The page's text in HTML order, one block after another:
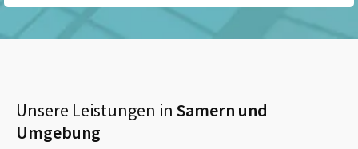
Unsere Leistungen in Samern und
Umgebung